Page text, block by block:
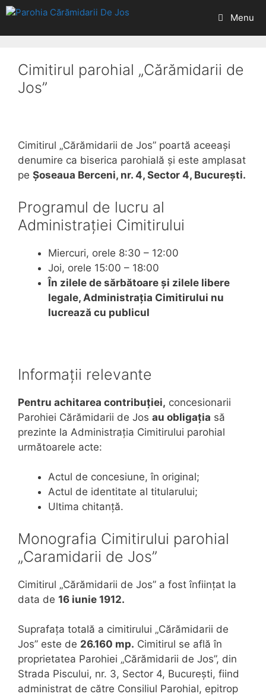
Menu
Cimitirul parohial „Cărămidarii de
Jos”
Cimitirul „Cărămidarii de Jos” poartă aceeași
denumire ca biserica parohială și este amplasat
pe Șoseaua Berceni, nr. 4, Sector 4, București.
Programul de lucru al
Administrației Cimitirului
Miercuri, orele 8:30 – 12:00
Joi, orele 15:00 – 18:00
În zilele de sărbătoare și zilele libere
legale, Administrația Cimitirului nu
lucrează cu publicul
Informații relevante
Pentru achitarea contribuției, concesionarii
Parohiei Cărămidarii de Jos au obligația să
prezinte la Administrația Cimitirului parohial
următoarele acte:
Actul de concesiune, în original;
Actul de identitate al titularului;
Ultima chitanță.
Monografia Cimitirului parohial
„Caramidarii de Jos”
Cimitirul „Cărămidarii de Jos” a fost înființat la
data de 16 iunie 1912.
Suprafața totală a cimitirului „Cărămidarii de
Jos” este de 26.160 mp. Cimitirul se află în
proprietatea Parohiei „Cărămidarii de Jos”, din
Strada Piscului, nr. 3, Sector 4, București, fiind
administrat de către Consiliul Parohial, epitrop